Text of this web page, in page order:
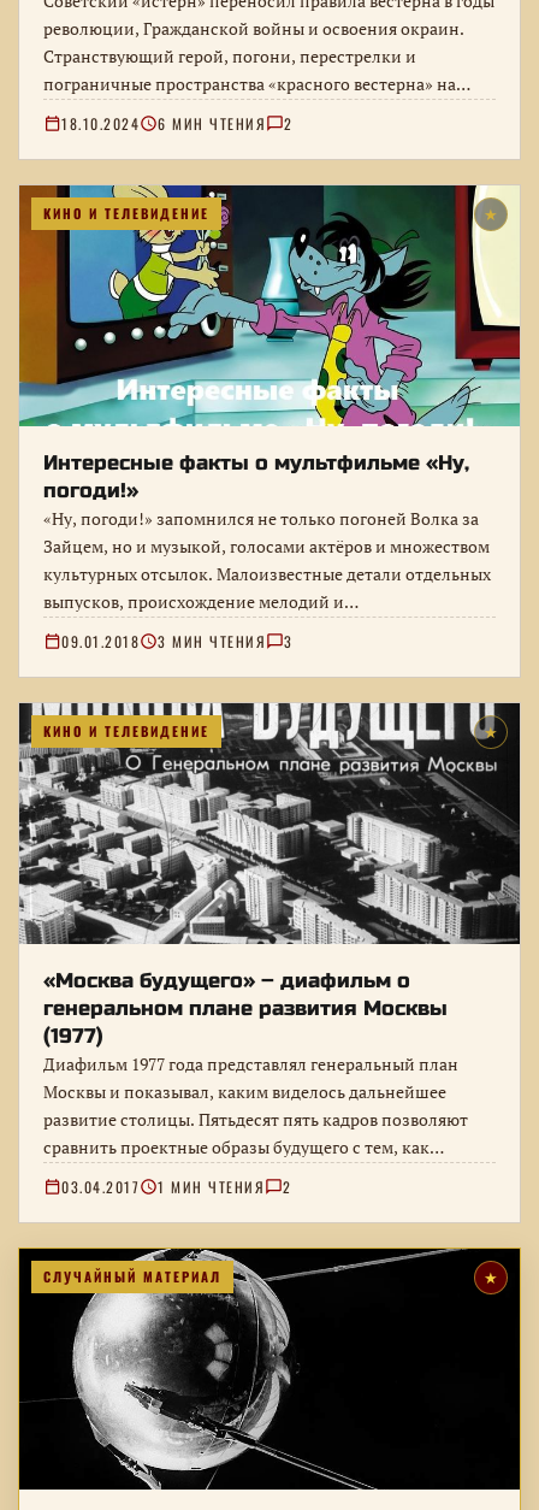
революции, Гражданской войны и освоения окраин.
Странствующий герой, погони, перестрелки и
пограничные пространства «красного вестерна» на
примерах известных…
18.10.2024 6 МИН ЧТЕНИЯ 2
КИНО И ТЕЛЕВИДЕНИЕ ★
Интересные факты о мультфильме «Ну,
погоди!»
«Ну, погоди!» запомнился не только погоней Волка за
Зайцем, но и музыкой, голосами актёров и множеством
культурных отсылок. Малоизвестные детали отдельных
выпусков, происхождение мелодий и…
09.01.2018 3 МИН ЧТЕНИЯ 3
КИНО И ТЕЛЕВИДЕНИЕ ★
«Москва будущего» – диафильм о
генеральном плане развития Москвы
(1977)
Диафильм 1977 года представлял генеральный план
Москвы и показывал, каким виделось дальнейшее
развитие столицы. Пятьдесят пять кадров позволяют
сравнить проектные образы будущего с тем, как…
03.04.2017 1 МИН ЧТЕНИЯ 2
СЛУЧАЙНЫЙ МАТЕРИАЛ ★